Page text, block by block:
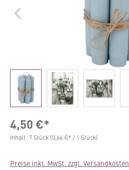
4,50 €*
Inhalt: 7 Stück (0,64 €* / 1 Stück)
Preise inkl. MwSt. zzgl. Versandkosten